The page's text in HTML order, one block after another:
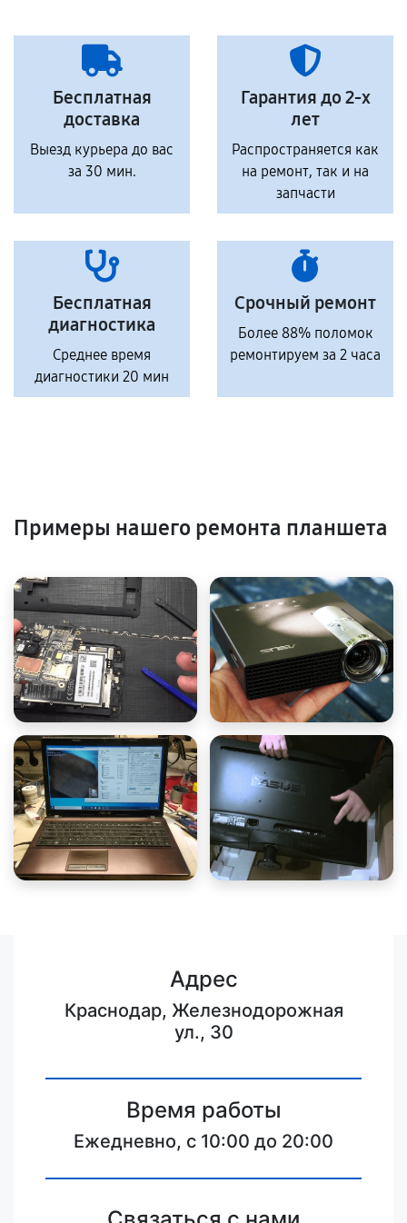
Бесплатная
доставка
Выезд курьера до вас
за 30 мин.
Гарантия до 2-х
лет
Распространяется как
на ремонт, так и на
запчасти
Бесплатная
диагностика
Среднее время
диагностики 20 мин
Срочный ремонт
Более 88% поломок
ремонтируем за 2 часа
Примеры нашего ремонта планшета
Адрес
Краснодар, Железнодорожная
ул., 30
Время работы
Ежедневно, с 10:00 до 20:00